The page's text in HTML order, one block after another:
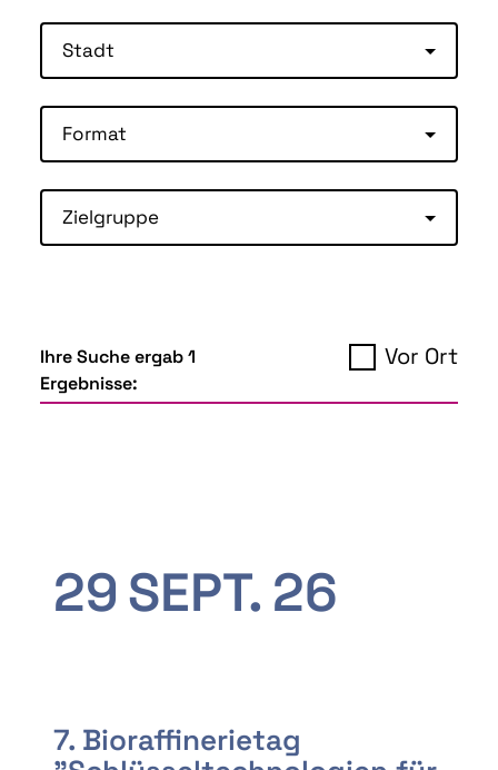
Stadt
Format
Zielgruppe
Ihre Suche ergab 1
Ergebnisse:
Vor Ort
29SEPT. 26
7. Bioraffinerietag